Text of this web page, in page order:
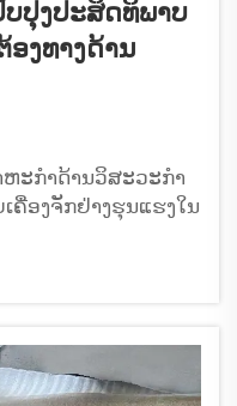
ບປຸງປະສິດທິພາບ
ງທາງດ້ານ
ຫະກຳດ້ານວິສະວະກຳ
ຄື່ອງຈັກຢ່າງຮຸນແຮງໃນ
ກເບີ່ງທີ່ມີຄວາມ
ະສິດທິພາບທີ່ດີເລີດ ທີ່
ທີ່ເປັນເຫຼັກ ຫຼື ເຊີເຄີ